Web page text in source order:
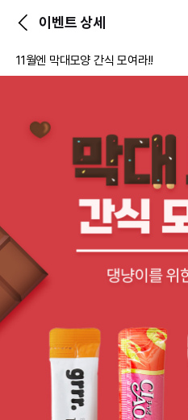
이벤트 상세
11월엔 막대모양 간식 모여라!!